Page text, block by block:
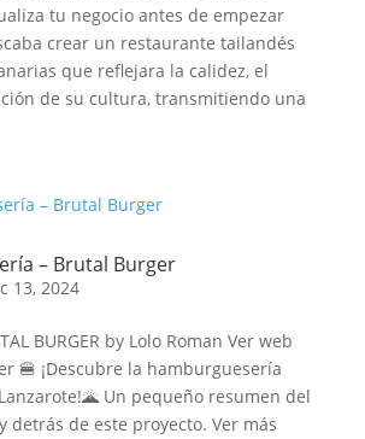
tu negocio antes de empezar
crear un restaurante tailandés
que reflejara la calidez, el
de su cultura, transmitiendo una
– Brutal Burger
13, 2024
BURGER by Lolo Roman Ver web
🍔 ¡Descubre la hamburguesería
Un pequeño resumen del
detrás de este proyecto. Ver más